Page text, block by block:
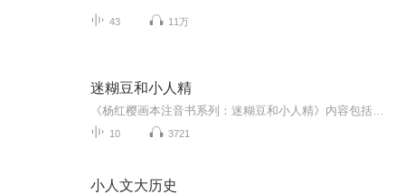
43 11万
迷糊豆和小人精
10 3721
小人文大历史